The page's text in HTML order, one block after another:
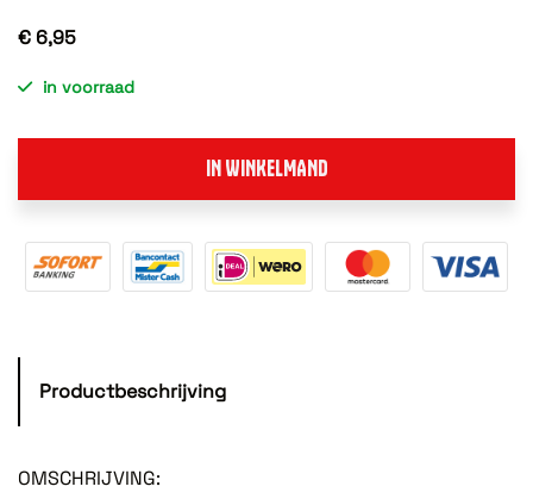
€ 6,95
in voorraad
IN WINKELMAND
Productbeschrijving
OMSCHRIJVING: